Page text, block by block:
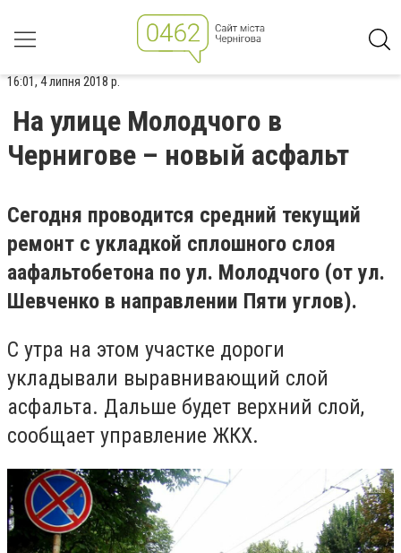
16:01, 4 липня 2018 р.
На улице Молодчого в
Чернигове – новый асфальт
Сегодня проводится средний текущий
ремонт с укладкой сплошного слоя
аафальтобетона по ул. Молодчого (от ул.
Шевченко в направлении Пяти углов).
С утра на этом участке дороги
укладывали выравнивающий слой
асфальта. Дальше будет верхний слой,
сообщает управление ЖКХ.